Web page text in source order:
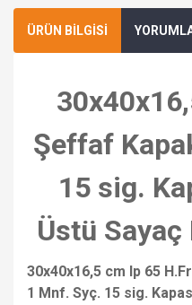
ÜRÜN BİLGİSİ
Şeffaf
15 sig.
Üstü
30x40x16,5 cm Ip 65
1 Mnf. Syç. 15 sig.